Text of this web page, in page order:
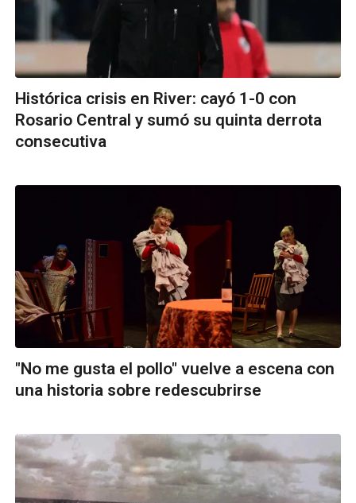
Histórica crisis en River: cayó 1-0 con
Rosario Central y sumó su quinta derrota
consecutiva
"No me gusta el pollo" vuelve a escena con
una historia sobre redescubrirse